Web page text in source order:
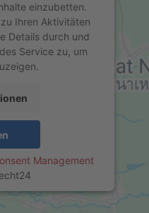
einzubetten.
Ihren Aktivitäten
Details durch und
Service zu, um
Management